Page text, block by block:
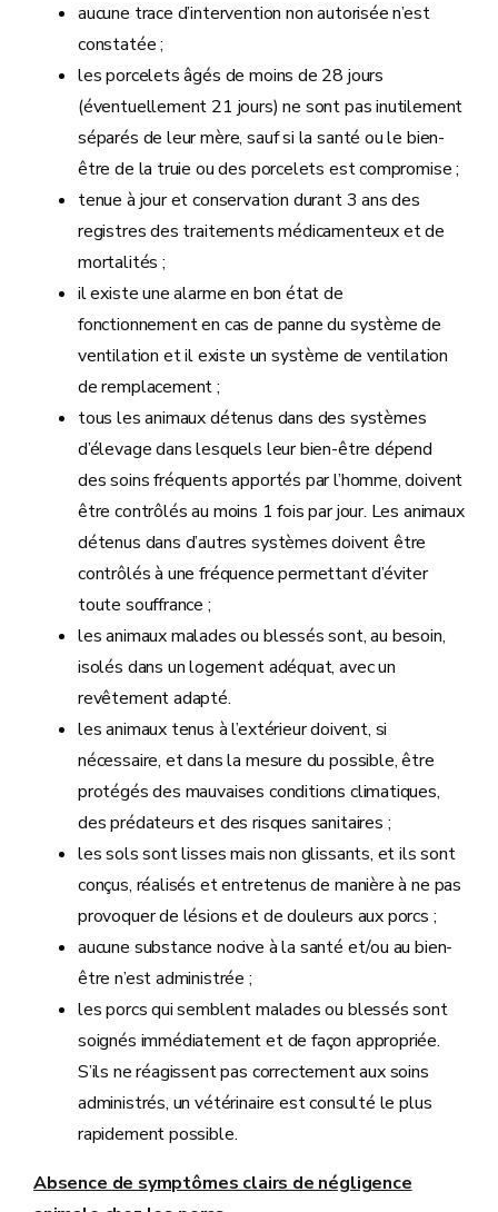
aucune trace d’intervention non autorisée n’est
constatée ;
les porcelets âgés de moins de 28 jours
(éventuellement 21 jours) ne sont pas inutilement
séparés de leur mère, sauf si la santé ou le bien-
être de la truie ou des porcelets est compromise ;
tenue à jour et conservation durant 3 ans des
registres des traitements médicamenteux et de
mortalités ;
il existe une alarme en bon état de
fonctionnement en cas de panne du système de
ventilation et il existe un système de ventilation
de remplacement ;
tous les animaux détenus dans des systèmes
d’élevage dans lesquels leur bien-être dépend
des soins fréquents apportés par l’homme, doivent
être contrôlés au moins 1 fois par jour. Les animaux
détenus dans d’autres systèmes doivent être
contrôlés à une fréquence permettant d’éviter
toute souffrance ;
les animaux malades ou blessés sont, au besoin,
isolés dans un logement adéquat, avec un
revêtement adapté.
les animaux tenus à l’extérieur doivent, si
nécessaire, et dans la mesure du possible, être
protégés des mauvaises conditions climatiques,
des prédateurs et des risques sanitaires ;
les sols sont lisses mais non glissants, et ils sont
conçus, réalisés et entretenus de manière à ne pas
provoquer de lésions et de douleurs aux porcs ;
aucune substance nocive à la santé et/ou au bien-
être n’est administrée ;
les porcs qui semblent malades ou blessés sont
soignés immédiatement et de façon appropriée.
S’ils ne réagissent pas correctement aux soins
administrés, un vétérinaire est consulté le plus
rapidement possible.
Absence de symptômes clairs de négligence